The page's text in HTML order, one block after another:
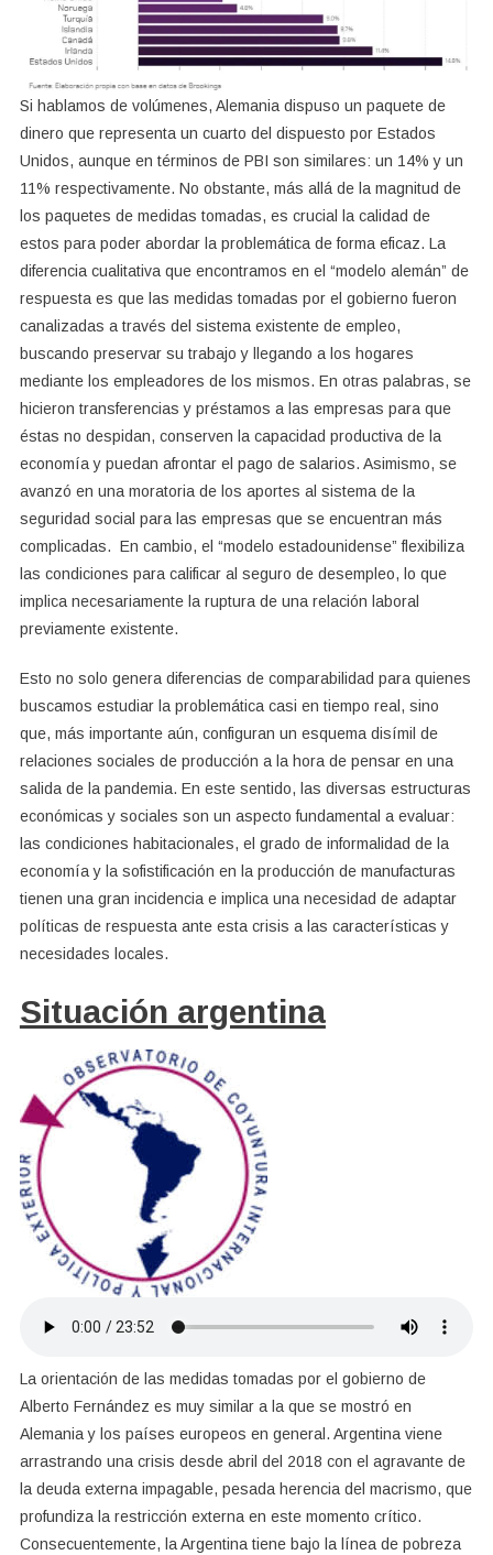
Si hablamos de volúmenes, Alemania dispuso un paquete de
dinero que representa un cuarto del dispuesto por Estados
Unidos, aunque en términos de PBI son similares: un 14% y un
11% respectivamente. No obstante, más allá de la magnitud de
los paquetes de medidas tomadas, es crucial la calidad de
estos para poder abordar la problemática de forma eficaz. La
diferencia cualitativa que encontramos en el “modelo alemán” de
respuesta es que las medidas tomadas por el gobierno fueron
canalizadas a través del sistema existente de empleo,
buscando preservar su trabajo y llegando a los hogares
mediante los empleadores de los mismos. En otras palabras, se
hicieron transferencias y préstamos a las empresas para que
éstas no despidan, conserven la capacidad productiva de la
economía y puedan afrontar el pago de salarios. Asimismo, se
avanzó en una moratoria de los aportes al sistema de la
seguridad social para las empresas que se encuentran más
complicadas. En cambio, el “modelo estadounidense” flexibiliza
las condiciones para calificar al seguro de desempleo, lo que
implica necesariamente la ruptura de una relación laboral
previamente existente.
Esto no solo genera diferencias de comparabilidad para quienes
buscamos estudiar la problemática casi en tiempo real, sino
que, más importante aún, configuran un esquema disímil de
relaciones sociales de producción a la hora de pensar en una
salida de la pandemia. En este sentido, las diversas estructuras
económicas y sociales son un aspecto fundamental a evaluar:
las condiciones habitacionales, el grado de informalidad de la
economía y la sofistificación en la producción de manufacturas
tienen una gran incidencia e implica una necesidad de adaptar
políticas de respuesta ante esta crisis a las características y
necesidades locales.
Situación argentina
La orientación de las medidas tomadas por el gobierno de
Alberto Fernández es muy similar a la que se mostró en
Alemania y los países europeos en general. Argentina viene
arrastrando una crisis desde abril del 2018 con el agravante de
la deuda externa impagable, pesada herencia del macrismo, que
profundiza la restricción externa en este momento crítico.
Consecuentemente, la Argentina tiene bajo la línea de pobreza